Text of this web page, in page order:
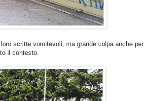
scritte vomitevoli, ma grande colpa anche per
il contesto.